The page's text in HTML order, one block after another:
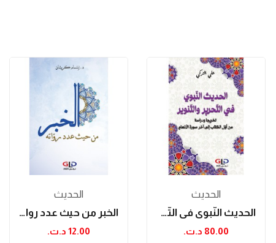
الحدیث
الخبر من حيث عدد رواته
12.00 د.ت.‏
الحدیث
الحديث النّبوي في التّحرير والتّنوير
80.00 د.ت.‏